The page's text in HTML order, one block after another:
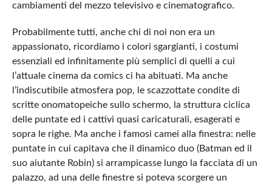
cambiamenti del mezzo televisivo e cinematografico.
Probabilmente tutti, anche chi di noi non era un
appassionato, ricordiamo i colori sgargianti, i costumi
essenziali ed infinitamente più semplici di quelli a cui
l’attuale cinema da comics ci ha abituati. Ma anche
l’indiscutibile atmosfera pop, le scazzottate condite di
scritte onomatopeiche sullo schermo, la struttura ciclica
delle puntate ed i cattivi quasi caricaturali, esagerati e
sopra le righe. Ma anche i famosi camei alla finestra: nelle
puntate in cui capitava che il dinamico duo (Batman ed il
suo aiutante Robin) si arrampicasse lungo la facciata di un
palazzo, ad una delle finestre si poteva scorgere un